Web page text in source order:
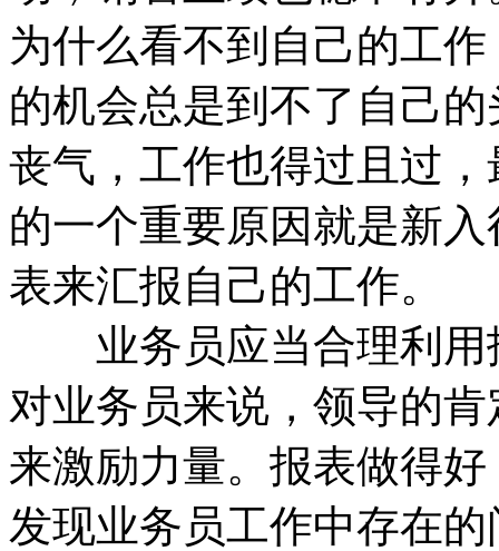
为什么看不到自己的工
的机会总是到不了自己
丧气，工作也得过且过
的一个重要原因就是新
表来汇报自己的工作。
业务员应当合理利用
对业务员来说，领导的
来激励力量。报表做得
发现业务员工作中存在